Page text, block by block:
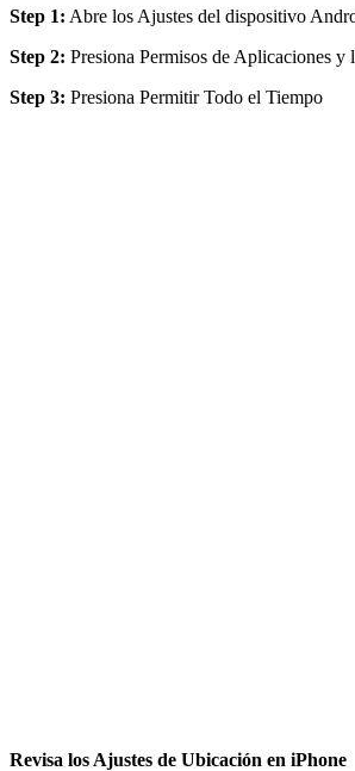
Step 1: Abre los Ajustes del dispositivo
Step 2: Presiona Permisos de Aplicaciones y
Step 3: Presiona Permitir Todo el Tiempo
Revisa los Ajustes de Ubicación en iPhone